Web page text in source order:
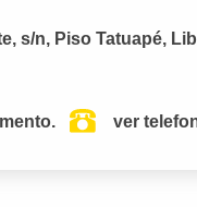
s/n, Piso Tatuapé,
ver